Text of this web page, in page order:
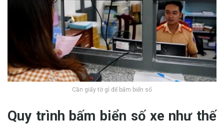
Cần giấy tờ gì để bấm biển số
Quy trình bấm biển số xe như thế